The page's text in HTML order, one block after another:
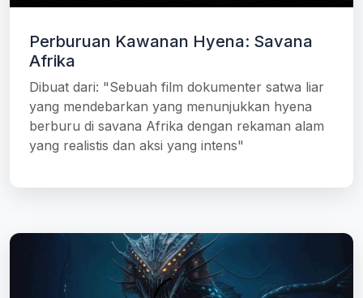
Perburuan Kawanan Hyena: Savana
Afrika
Dibuat dari: "Sebuah film dokumenter satwa liar
yang mendebarkan yang menunjukkan hyena
berburu di savana Afrika dengan rekaman alam
yang realistis dan aksi yang intens"